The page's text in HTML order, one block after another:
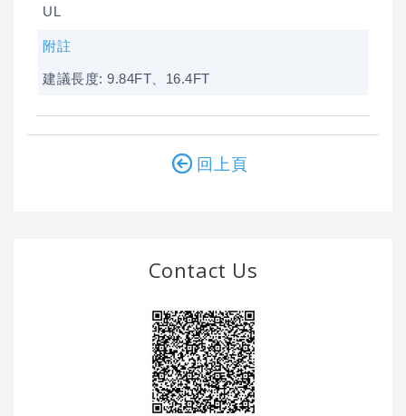
UL
附註
建議長度: 9.84FT、16.4FT
回上頁
Contact Us